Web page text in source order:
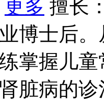
更多 擅长
博士后
掌握儿
脏病的